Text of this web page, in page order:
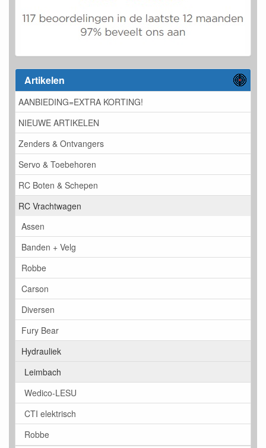
Artikelen
AANBIEDING=EXTRA KORTING!
NIEUWE ARTIKELEN
Zenders & Ontvangers
Servo & Toebehoren
RC Boten & Schepen
RC Vrachtwagen
Assen
Banden + Velg
Robbe
Carson
Diversen
Fury Bear
Hydrauliek
Leimbach
Wedico-LESU
CTI elektrisch
Robbe